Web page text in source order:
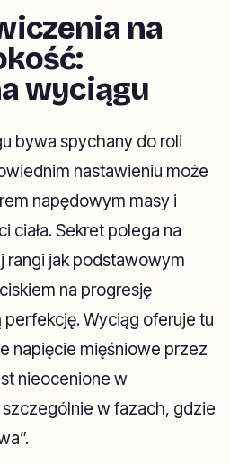
na
wyciągu
bywa spychany do roli
nastawieniu może
napędowym masy i
ciała. Sekret polega na
rangi jak podstawowym
na progresję
Wyciąg oferuje tu
napięcie mięśniowe przez
nieocenione w
w fazach, gdzie